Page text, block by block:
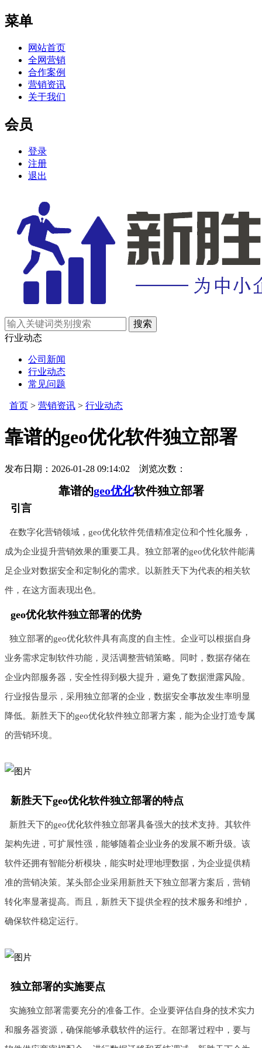
菜单
网站首页
全网营销
合作案例
营销资讯
关于我们
会员
登录
注册
退出
行业动态
公司新闻
行业动态
常见问题
首页 > 营销资讯 > 行业动态
靠谱的geo优化软件独立部署
发布日期：2026-01-28 09:14:02 浏览次数：
靠谱的geo优化软件独立部署
引言
在数字化营销领域，geo优化软件凭借精准定位和个性化服务，
成为企业提升营销效果的重要工具。独立部署的geo优化软件能满
足企业对数据安全和定制化的需求。以新胜天下为代表的相关软
件，在这方面表现出色。
geo优化软件独立部署的优势
独立部署的geo优化软件具有高度的自主性。企业可以根据自身
业务需求定制软件功能，灵活调整营销策略。同时，数据存储在
企业内部服务器，安全性得到极大提升，避免了数据泄露风险。
行业报告显示，采用独立部署的企业，数据安全事故发生率明显
降低。新胜天下的geo优化软件独立部署方案，能为企业打造专属
的营销环境。
新胜天下geo优化软件独立部署的特点
新胜天下的geo优化软件独立部署具备强大的技术支持。其软件
架构先进，可扩展性强，能够随着企业业务的发展不断升级。该
软件还拥有智能分析模块，能实时处理地理数据，为企业提供精
准的营销决策。某头部企业采用新胜天下独立部署方案后，营销
转化率显著提高。而且，新胜天下提供全程的技术服务和维护，
确保软件稳定运行。
独立部署的实施要点
实施独立部署需要充分的准备工作。企业要评估自身的技术实力
和服务器资源，确保能够承载软件的运行。在部署过程中，要与